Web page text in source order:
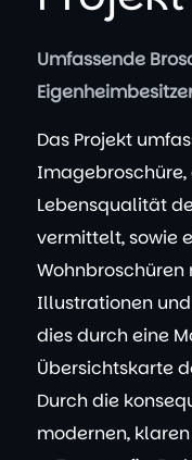
Umfassende
Das Projekt
Imagebroschüre,
Lebensqualität
vermittelt, sowie
Illustrationen
dies durch eine
Übersichtskarte
Durch die
modernen,